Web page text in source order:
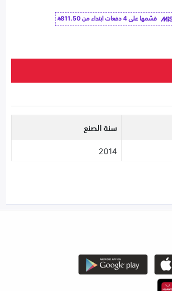
قسّمها على 4 دفعات ابتداء من
811.50
سنة الصنع
2014